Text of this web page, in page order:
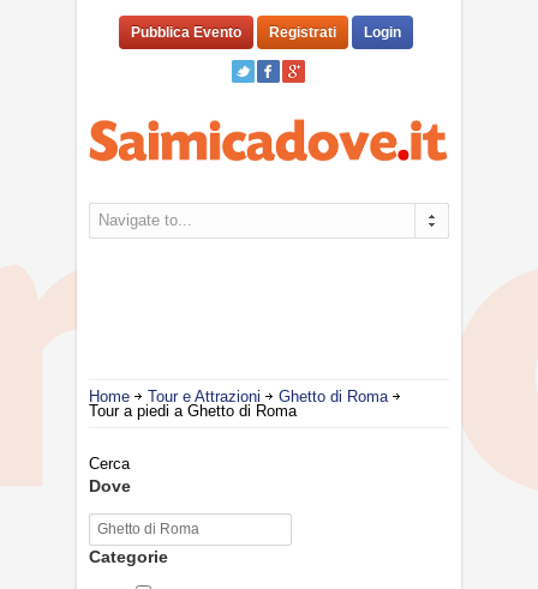
Pubblica Evento Registrati Login
Navigate to...
Home Tour e Attrazioni
Ghetto di Roma
Tour a piedi a Ghetto di Roma
Cerca
Dove
Categorie